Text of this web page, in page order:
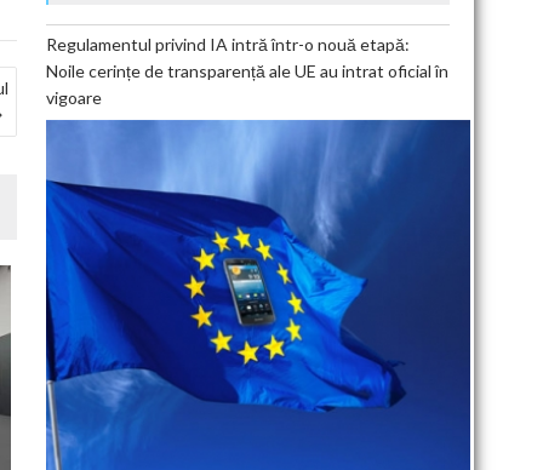
Regulamentul privind IA intră într-o nouă etapă:
Noile cerințe de transparență ale UE au intrat oficial în
vigoare